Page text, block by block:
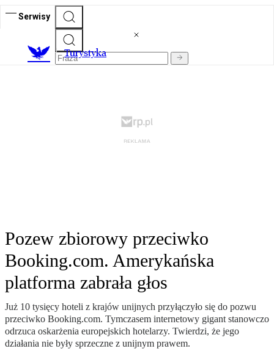
Serwisy
Turystyka
Pozew zbiorowy przeciwko
Booking.com. Amerykańska
platforma zabrała głos
Już 10 tysięcy hoteli z krajów unijnych przyłączyło się do pozwu
przeciwko Booking.com. Tymczasem internetowy gigant stanowczo
odrzuca oskarżenia europejskich hotelarzy. Twierdzi, że jego
działania nie były sprzeczne z unijnym prawem.